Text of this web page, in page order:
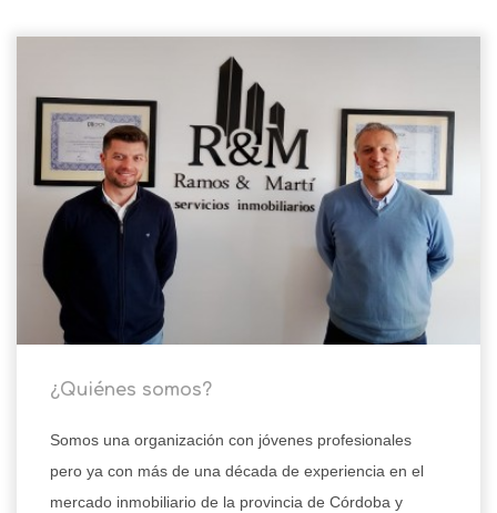
¿Quiénes somos?
Somos una organización con jóvenes profesionales
pero ya con más de una década de experiencia en el
mercado inmobiliario de la provincia de Córdoba y